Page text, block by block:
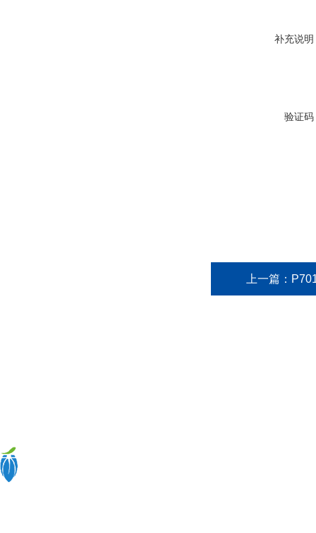
补充说明
验证码
上一篇：